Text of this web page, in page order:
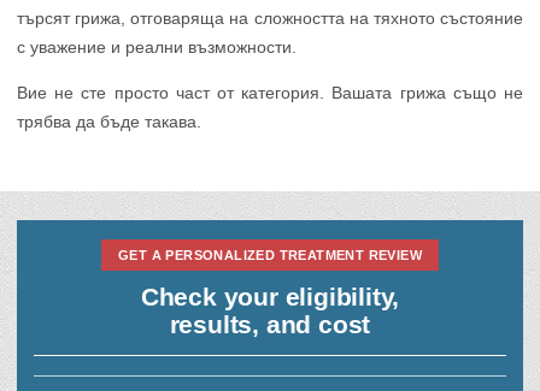
търсят грижа, отговаряща на сложността на тяхното състояние
с уважение и реални възможности.
Вие не сте просто част от категория. Вашата грижа също не
трябва да бъде такава.
GET A PERSONALIZED TREATMENT REVIEW
Check your eligibility,
results, and cost